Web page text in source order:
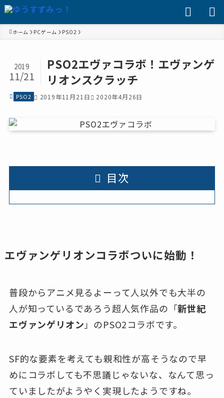
ホーム PCゲーム PSO2
PSO2エヴァコラボ！エヴァンゲ
リオンスクラッチ
2019
11/21
PSO2 2019年11月21日 2020年4月26日
目次
エヴァンゲリオンコラボついに始動！
普段からアニメ見るよーって人以外でも大半の
人が知っているであろう超人気作品の「新世紀
エヴァンゲリオン」のPSO2コラボです。
SF的な要素を考えても親和性が高そうなので早
めにコラボしても不思議じゃないな、なんて思っ
ていましたがようやく実現したようですね。